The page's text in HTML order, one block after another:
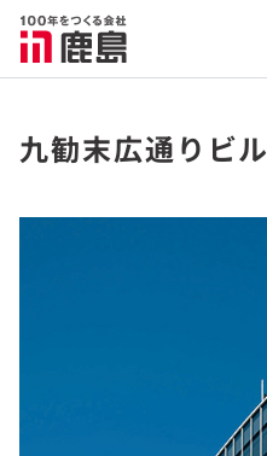
九勧末広通りビル